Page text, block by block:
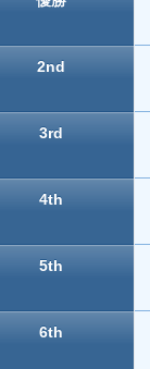
2nd
3rd
4th
5th
6th